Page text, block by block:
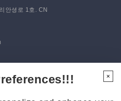
안셩로 1호. CN
×